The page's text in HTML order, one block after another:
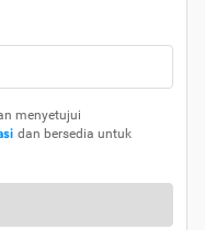
menyetujui
dan bersedia untuk